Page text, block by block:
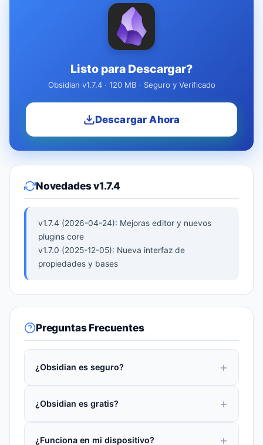
Listo para Descargar?
Obsidian v1.7.4 · 120 MB · Seguro y Verificado
Descargar Ahora
Novedades v1.7.4
v1.7.4 (2026-04-24): Mejoras editor y nuevos
plugins core
v1.7.0 (2025-12-05): Nueva interfaz de
propiedades y bases
Preguntas Frecuentes
¿Obsidian es seguro?
¿Obsidian es gratis?
¿Funciona en mi dispositivo?